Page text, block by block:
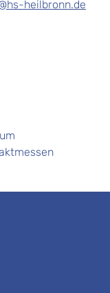
heilbronn.de